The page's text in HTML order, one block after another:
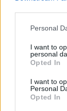
Please note
not limited to
grant or deny
use your data
consent section.
Personal
I want to
personal
Opted In
I want to
Personal
Opted In